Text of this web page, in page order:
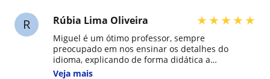
R Rúbia Lima Oliveira ★★★★★
Miguel é um ótimo professor, sempre
preocupado em nos ensinar os detalhes do
idioma, explicando de forma didática a
importância de cada detalhe do idioma. É
Veja mais